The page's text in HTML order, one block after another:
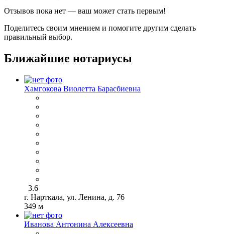
Отзывов пока нет — ваш может стать первым!
Поделитесь своим мнением и помогите другим сделать
правильный выбор.
Ближайшие нотариусы
Хамгокова Виолетта Барасбиевна
3.6
г. Нарткала, ул. Ленина, д. 76
349 м
Иванова Антонина Алексеевна